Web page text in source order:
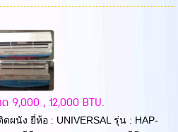
9,000 , 12,000 BTU.
ผนัง ยี่ห้อ : UNIVERSAL รุ่น : HAP-